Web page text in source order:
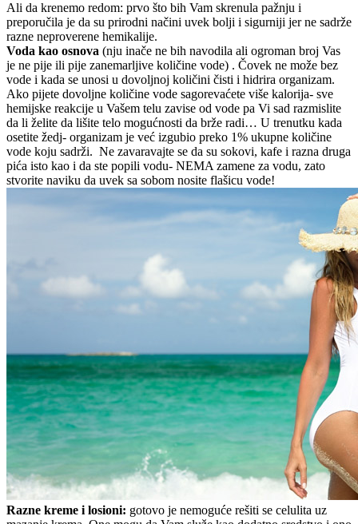
Ali da krenemo redom: prvo što bih Vam skrenula pažnju i
preporučila je da su prirodni načini uvek bolji i sigurniji jer ne sadrže
razne neproverene hemikalije.
Voda kao osnova (nju inače ne bih navodila ali ogroman broj Vas
je ne pije ili pije zanemarljive količine vode) . Čovek ne može bez
vode i kada se unosi u dovoljnoj količini čisti i hidrira organizam.
Ako pijete dovoljne količine vode sagorevaćete više kalorija- sve
hemijske reakcije u Vašem telu zavise od vode pa Vi sad razmislite
da li želite da lišite telo mogućnosti da brže radi… U trenutku kada
osetite žedj- organizam je već izgubio preko 1% ukupne količine
vode koju sadrži. Ne zavaravajte se da su sokovi, kafe i razna druga
pića isto kao i da ste popili vodu- NEMA zamene za vodu, zato
stvorite naviku da uvek sa sobom nosite flašicu vode!
Razne kreme i losioni: gotovo je nemoguće rešiti se celulita uz